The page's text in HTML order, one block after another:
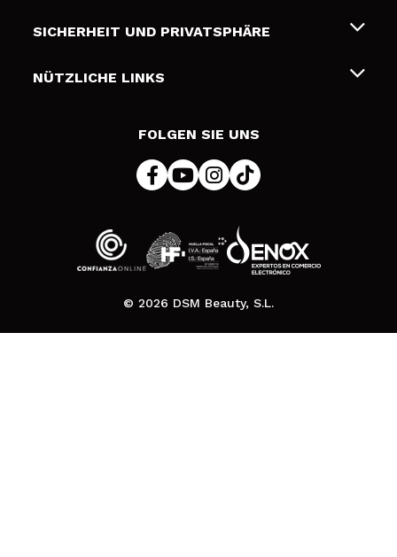
Geschenkkarten
Liefer- und Versandkosten
Zahlung
SICHERHEIT UND PRIVATSPHÄRE
Bedingungen und Datenschutz
NÜTZLICHE LINKS
FOLGEN SIE UNS
© 2026 DSM Beauty, S.L.